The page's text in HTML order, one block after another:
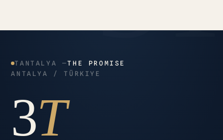
TANTALYA —THE PROMISE
ANTALYA / TÜRKIYE
3T